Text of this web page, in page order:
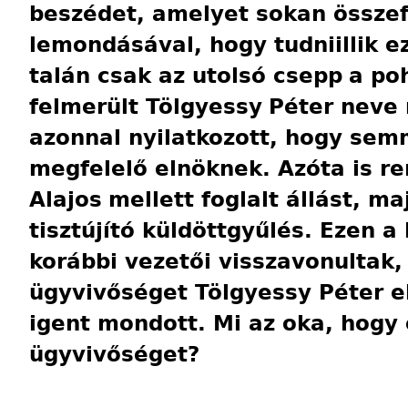
beszédet, amelyet sokan
lemondásával, hogy tudniillik
talán csak az utolsó csepp a
felmerült Tölgyessy Péter
azonnal nyilatkozott, hogy
megfelelő elnöknek. Azóta is
Alajos mellett foglalt állást,
tisztújító küldöttgyűlés. Ezen a
korábbi vezetői
ügyvivőséget Tölgyessy Péter
igent mondott. Mi az oka,
ügyvivőséget?